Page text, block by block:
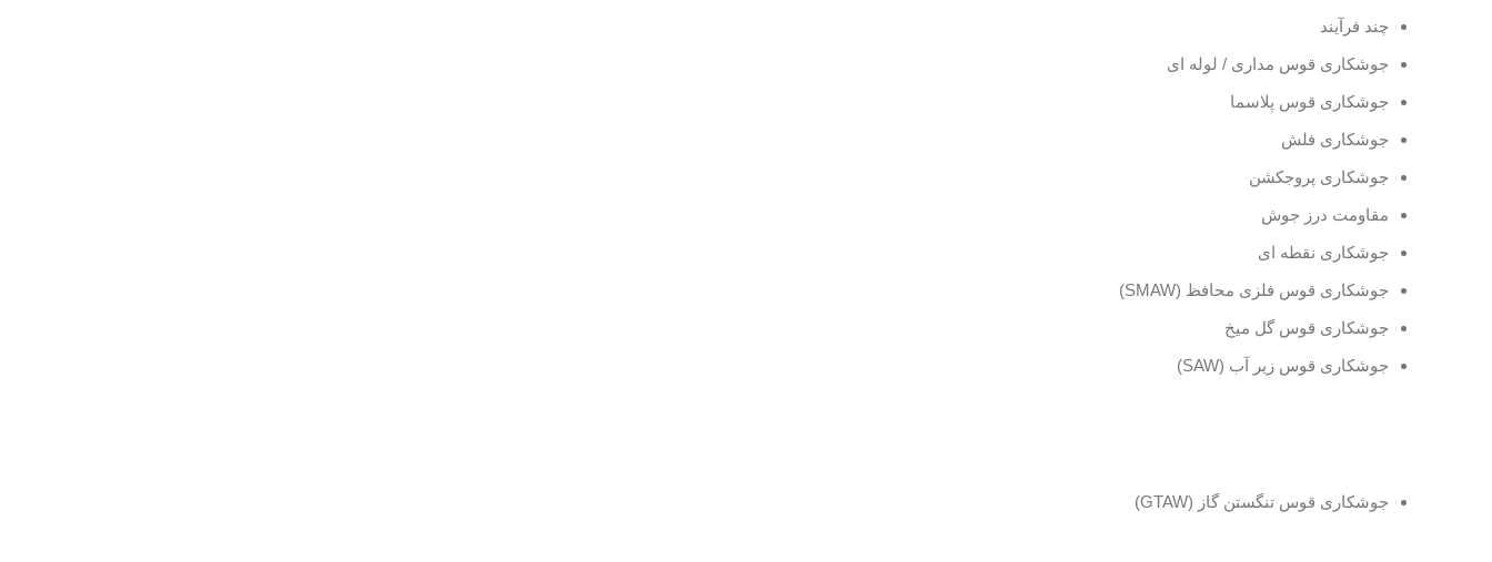
چند فرآیند
جوشکاری قوس مداری / لوله ای
جوشکاری قوس پلاسما
جوشکاری فلش
جوشکاری پروجکشن
مقاومت درز جوش
جوشکاری نقطه ای
جوشکاری قوس فلزی محافظ (SMAW)
جوشکاری قوس گل میخ
جوشکاری قوس زیر آب (SAW)
جوشکاری قوس تنگستن گاز (GTAW)